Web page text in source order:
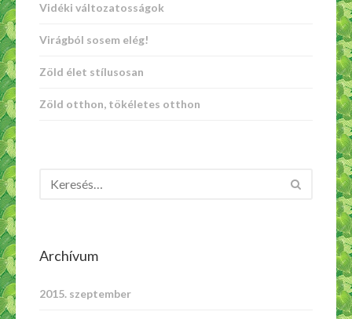
Vidéki változatosságok
Virágból sosem elég!
Zöld élet stílusosan
Zöld otthon, tökéletes otthon
Archívum
2015. szeptember